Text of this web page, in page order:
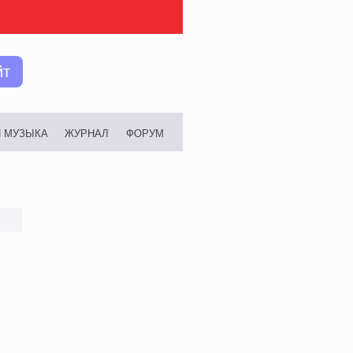
МУЗЫКА ЖУРНАЛ ФОРУМ